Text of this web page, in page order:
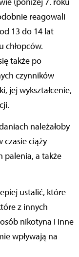
reagowali
13 do 14 lat
chłopców.
także po
czynników
jej wykształcenie,
należałoby
czasie ciąży
palenia, a także
ustalić, które
z innych
nikotyna i inne
wpływają na